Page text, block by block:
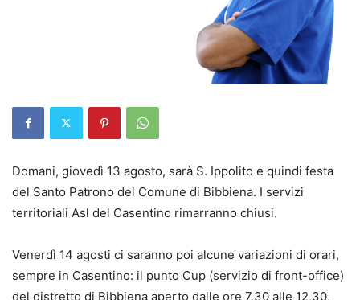
Domani, giovedì 13 agosto, sarà S. Ippolito e quindi festa
del Santo Patrono del Comune di Bibbiena. I servizi
territoriali Asl del Casentino rimarranno chiusi.
Venerdì 14 agosti ci saranno poi alcune variazioni di orari,
sempre in Casentino: il punto Cup (servizio di front-office)
del distretto di Bibbiena aperto dalle ore 7,30 alle 12,30,